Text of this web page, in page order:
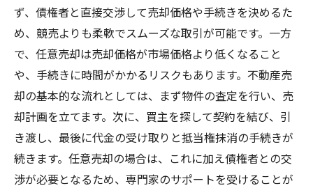
ず、債権者と直接交渉して売却価格や手続きを決めるた
め、競売よりも柔軟でスムーズな取引が可能です。一方
で、任意売却は売却価格が市場価格より低くなること
や、手続きに時間がかかるリスクもあります。不動産売
却の基本的な流れとしては、まず物件の査定を行い、売
却計画を立てます。次に、買主を探して契約を結び、引
き渡し、最後に代金の受け取りと抵当権抹消の手続きが
続きます。任意売却の場合は、これに加え債権者との交
渉が必要となるため、専門家のサポートを受けることが